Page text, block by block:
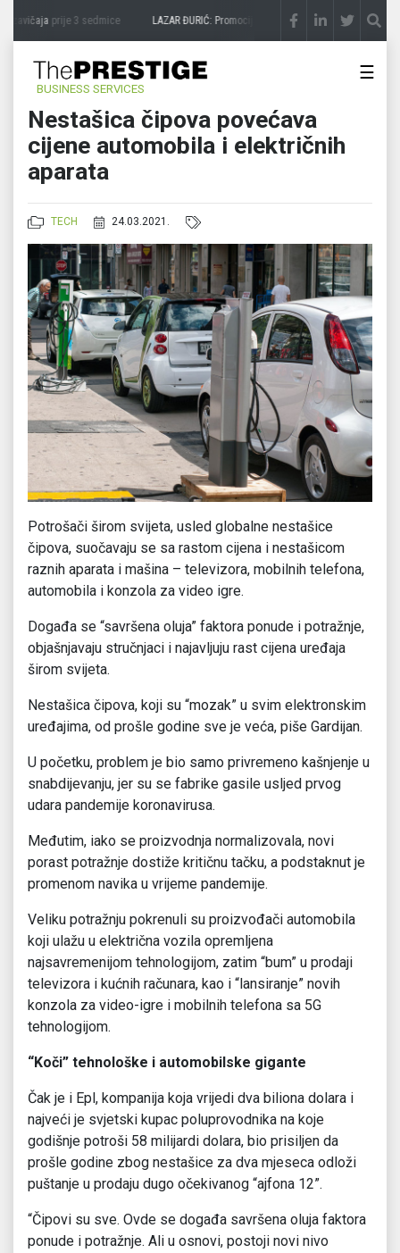
zavičajaprije 3 sedmice LAZAR ĐURIĆ: Promocija potencijal pretvara u destinaciju
BUSINESS SERVICES
☰
Nestašica čipova povećava
cijene automobila i električnih
aparata
TECH 24.03.2021.
Potrošači širom svijeta, usled globalne nestašice
čipova, suočavaju se sa rastom cijena i nestašicom
raznih aparata i mašina – televizora, mobilnih telefona,
automobila i konzola za video igre.
Događa se “savršena oluja” faktora ponude i potražnje,
objašnjavaju stručnjaci i najavljuju rast cijena uređaja
širom svijeta.
Nestašica čipova, koji su “mozak” u svim elektronskim
uređajima, od prošle godine sve je veća, piše Gardijan.
U početku, problem je bio samo privremeno kašnjenje u
snabdijevanju, jer su se fabrike gasile usljed prvog
udara pandemije koronavirusa.
Međutim, iako se proizvodnja normalizovala, novi
porast potražnje dostiže kritičnu tačku, a podstaknut je
promenom navika u vrijeme pandemije.
Veliku potražnju pokrenuli su proizvođači automobila
koji ulažu u električna vozila opremljena
najsavremenijom tehnologijom, zatim “bum” u prodaji
televizora i kućnih računara, kao i “lansiranje” novih
konzola za video-igre i mobilnih telefona sa 5G
tehnologijom.
“Koči” tehnološke i automobilske gigante
Čak je i Epl, kompanija koja vrijedi dva biliona dolara i
najveći je svjetski kupac poluprovodnika na koje
godišnje potroši 58 milijardi dolara, bio prisiljen da
prošle godine zbog nestašice za dva mjeseca odloži
puštanje u prodaju dugo očekivanog “ajfona 12”.
“Čipovi su sve. Ovde se događa savršena oluja faktora
ponude i potražnje. Ali u osnovi, postoji novi nivo